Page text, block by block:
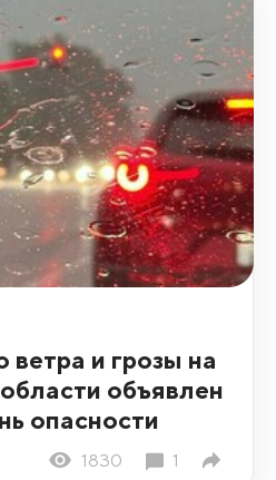
ветра и грозы на
объявлен
опасности
1830 1